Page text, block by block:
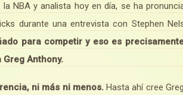
la NBA y analista hoy en día, se ha
durante una entrevista con Stephen
para competir y eso es
Greg Anthony.
ni más ni menos.Hasta ahí cree